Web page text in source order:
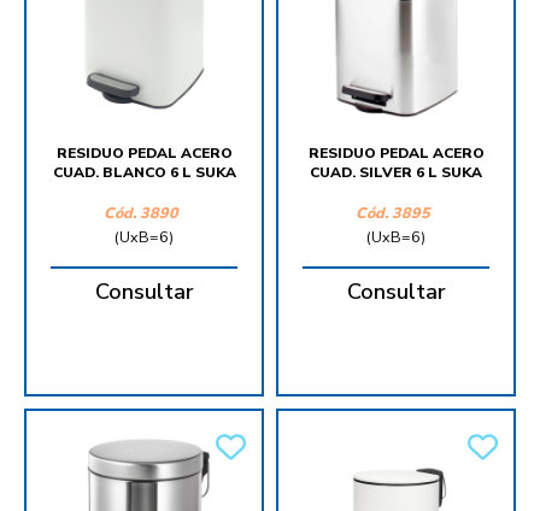
RESIDUO PEDAL ACERO
CUAD. BLANCO 6 L SUKA
Cód. 3890
(UxB=6)
Consultar
RESIDUO PEDAL ACERO
CUAD. SILVER 6 L SUKA
Cód. 3895
(UxB=6)
Consultar